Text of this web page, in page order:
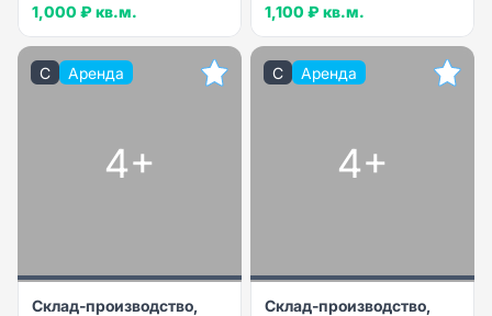
1,000 ₽ кв.м. 1,100 ₽ кв.м.
C Аренда
4+
Склад-производство,
C Аренда
4+
Склад-производство,